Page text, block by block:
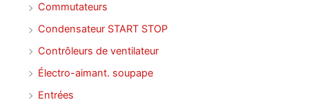
Commutateurs
Condensateur START STOP
Contrôleurs de ventilateur
Électro-aimant. soupape
Entrées